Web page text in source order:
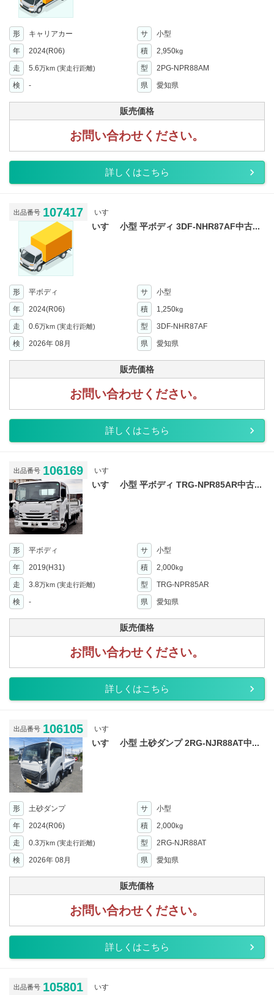
形 キャリアカー サ
小型
年
2024(R06) 積 2,950kg
走 5.6万km (実走行距離) 型
2PG-NPR88AM
検
- 県 愛知県
販売価格
お問い合わせください。
詳しくはこちら
出品番号 107417 いすゞ
いすゞ 小型 平ボディ 3DF-NHR87AF中古...
形 平ボディ サ
小型
年
2024(R06) 積 1,250kg
走 0.6万km (実走行距離) 型
3DF-NHR87AF
検
2026年 08月 県 愛知県
販売価格
お問い合わせください。
詳しくはこちら
出品番号 106169 いすゞ
いすゞ 小型 平ボディ TRG-NPR85AR中古...
形 平ボディ サ
小型
年
2019(H31) 積 2,000kg
走 3.8万km (実走行距離) 型
TRG-NPR85AR
検
- 県 愛知県
販売価格
お問い合わせください。
詳しくはこちら
出品番号 106105 いすゞ
いすゞ 小型 土砂ダンプ 2RG-NJR88AT中...
形 土砂ダンプ サ
小型
年
2024(R06) 積 2,000kg
走 0.3万km (実走行距離) 型
2RG-NJR88AT
検
2026年 08月 県 愛知県
販売価格
お問い合わせください。
詳しくはこちら
出品番号 105801 いすゞ